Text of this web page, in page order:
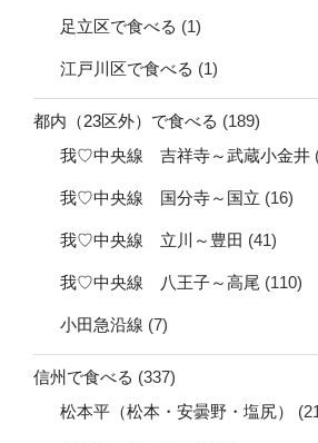
足立区で食べる (1)
江戸川区で食べる (1)
都内（23区外）で食べる (189)
我♡中央線 吉祥寺～武蔵小金井
我♡中央線 国分寺～国立 (16)
我♡中央線 立川～豊田 (41)
我♡中央線 八王子～高尾 (110)
小田急沿線 (7)
信州で食べる (337)
松本平（松本・安曇野・塩尻）